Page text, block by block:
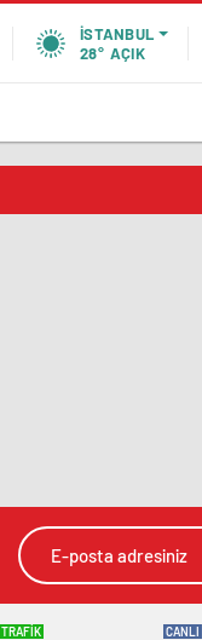
İSTANBUL
28° AÇIK
TRAFİK CANLI